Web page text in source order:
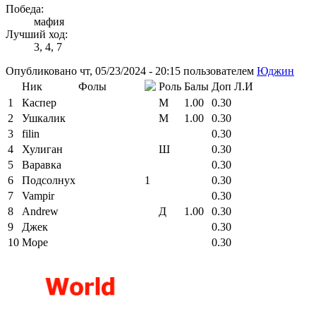
Победа:
мафия
Лучший ход:
3, 4, 7
Опубликовано чт, 05/23/2024 - 20:15 пользователем Юджин
Ник
Фолы Роль Балы Доп Л.И
1
Каспер М 1.00
0.30
2
Ушкалик М 1.00
0.30
3
filin
0.30
4
Хулиган Ш
0.30
5
Варавка
0.30
6
Подсолнух 1
0.30
7
Vampir
0.30
8
Andrew Д 1.00
0.30
9
Джек
0.30
10 Море 0.30